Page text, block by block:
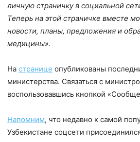
личную страничку в социальной
Теперь на этой страничке вместе
новости, планы, предложения и
медицины».
На странице опубликованы
министерства. Связаться с
воспользовавшись кнопкой
Напомним, что недавно к самой
Узбекистане соцсети